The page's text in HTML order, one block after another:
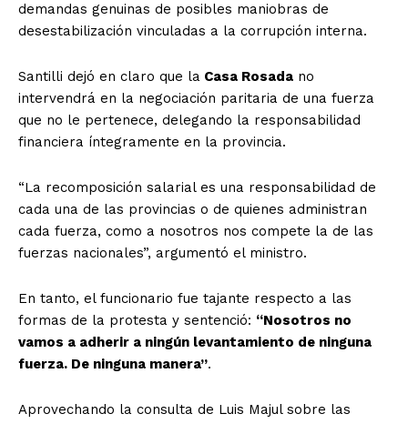
demandas genuinas de posibles maniobras de
desestabilización vinculadas a la corrupción interna.
Santilli dejó en claro que la Casa Rosada no
intervendrá en la negociación paritaria de una fuerza
que no le pertenece, delegando la responsabilidad
financiera íntegramente en la provincia.
“La recomposición salarial es una responsabilidad de
cada una de las provincias o de quienes administran
cada fuerza, como a nosotros nos compete la de las
fuerzas nacionales”, argumentó el ministro.
En tanto, el funcionario fue tajante respecto a las
formas de la protesta y sentenció: “Nosotros no
vamos a adherir a ningún levantamiento de ninguna
fuerza. De ninguna manera”.
Aprovechando la consulta de Luis Majul sobre las